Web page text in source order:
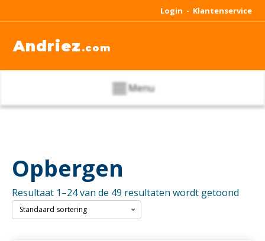
Login - Klantenservice
Andriez .com
Menu
Opbergen
Resultaat 1–24 van de 49 resultaten wordt getoond